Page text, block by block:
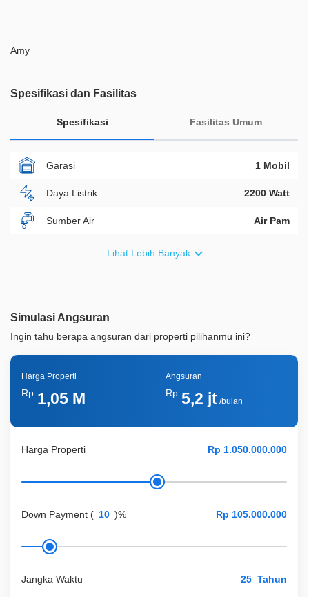
Amy
Spesifikasi dan Fasilitas
Spesifikasi Fasilitas Umum
Garasi 1 Mobil
Daya Listrik 2200 Watt
Sumber Air Air Pam
ID Properti
Lihat Lebih Banyak
Simulasi Angsuran
Ingin tahu berapa angsuran dari properti pilihanmu ini?
Harga Properti
Down Payment ( )%
Jangka Waktu Tahun
Harga Properti
Rp 1,05 M
Angsuran
Rp 5,2 jt/bulan